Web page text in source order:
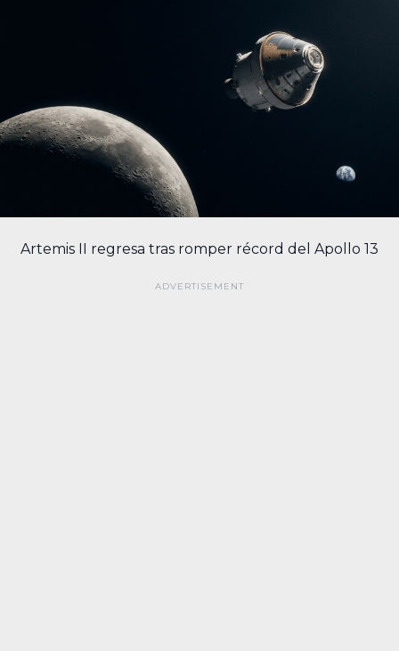
Artemis II regresa tras romper récord del Apollo 13